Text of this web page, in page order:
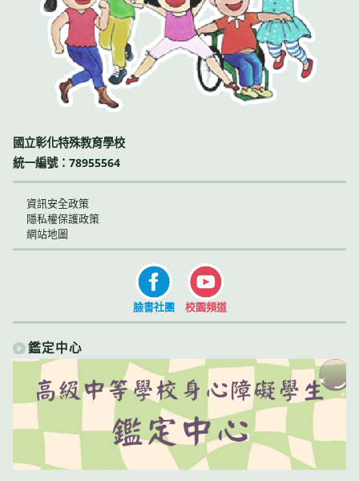
國立彰化特殊教育學校
統一編號：78955564
資訊安全政策
隱私權保護政策
網站地圖
臉書社團 校園頻道
鑑定中心